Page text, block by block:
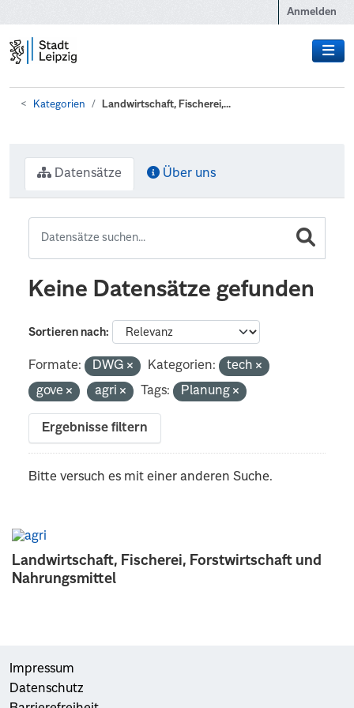
Anmelden
Kategorien Landwirtschaft, Fischerei,...
Landwirtschaft, Fischerei, Forstwirtschaft und
Nahrungsmittel
Datensätze Über uns
Keine Datensätze gefunden
Sortieren nach
Formate: DWG Kategorien:
tech
gove
agri Tags: Planung
Ergebnisse filtern
Bitte versuch es mit einer anderen Suche.
Impressum
Datenschutz